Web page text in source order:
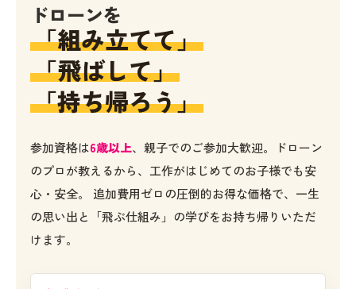
ドローンを
「組み立てて」
「飛ばして」
「持ち帰ろう」
参加資格は6歳以上、親子でのご参加大歓迎。ドローン
のプロが教えるから、工作がはじめてのお子様でも安
心・安全。 追加費用ゼロの圧倒的お得な価格で、一生
の思い出と「飛ぶ仕組み」の学びをお持ち帰りいただ
けます。